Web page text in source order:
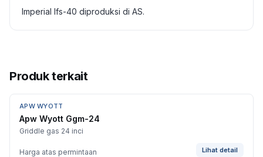
Imperial Ifs-40 diproduksi di AS.
Produk terkait
APW WYOTT
Apw Wyott Ggm-24
Griddle gas 24 inci
Harga atas permintaan Lihat detail